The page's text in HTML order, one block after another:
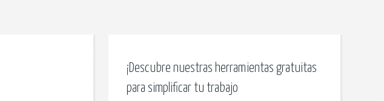
¡Descubre nuestras herramientas gratuitas
para simplificar tu trabajo